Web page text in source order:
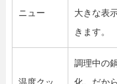
ニュー
大きな表
きます。
調理中の